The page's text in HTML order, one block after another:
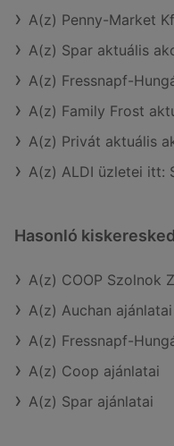
A(z) Penny-Market
A(z) Spar aktuális
A(z) Fressnapf-
A(z) Family Frost
A(z) Privát aktuális
A(z) ALDI üzletei itt:
Hasonló
A(z) COOP Szolnok
A(z) Auchan ajánlatai
A(z) Fressnapf-
A(z) Coop ajánlatai
A(z) Spar ajánlatai